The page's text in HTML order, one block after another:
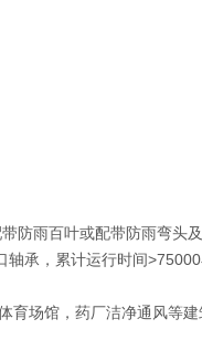
防雨百叶或配带防雨弯头
承，累计运行时间
育场馆，药厂洁净通风等